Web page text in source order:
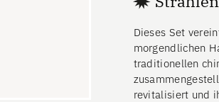
Dieses Set
morgendlichen
traditionellen
revitalisiert und